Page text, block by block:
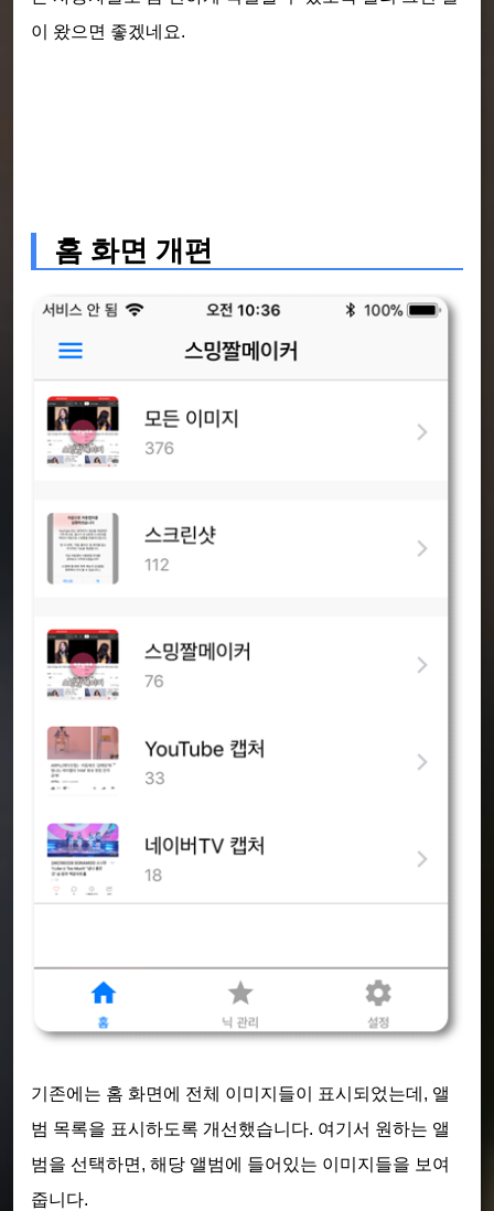
이 왔으면 좋겠네요.
홈 화면 개편
기존에는 홈 화면에 전체 이미지들이 표시되었는데, 앨
범 목록을 표시하도록 개선했습니다. 여기서 원하는 앨
범을 선택하면, 해당 앨범에 들어있는 이미지들을 보여
줍니다.